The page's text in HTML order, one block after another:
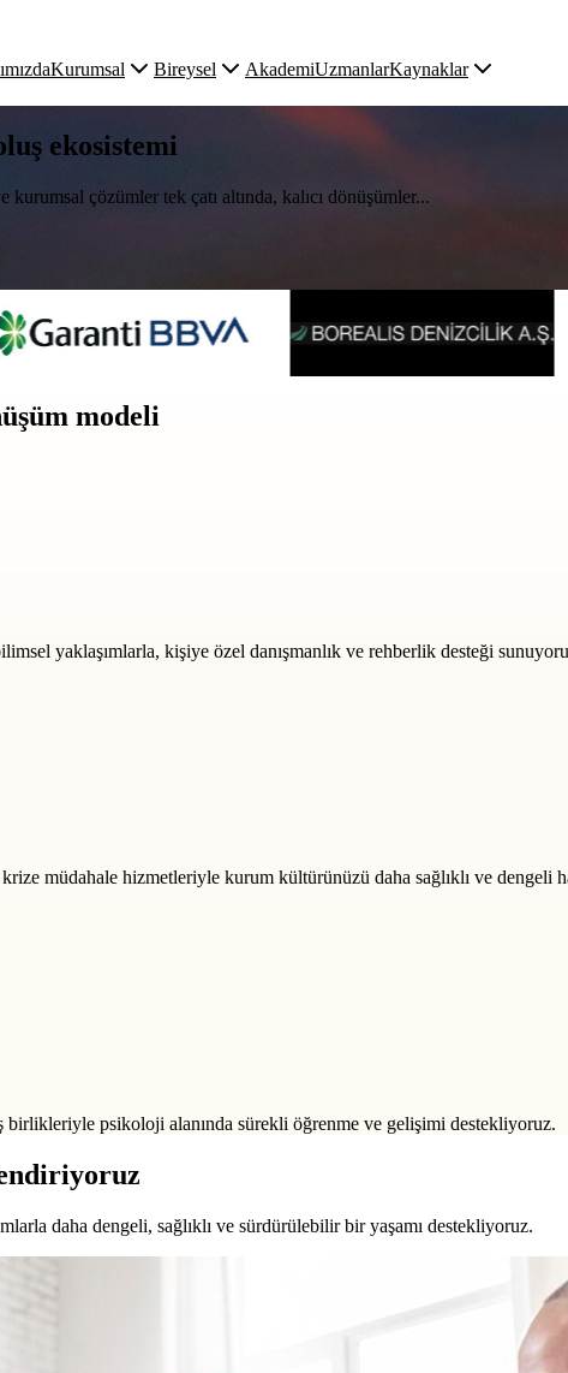
Kurumsal Bireysel AkademiUzmanlarKaynaklar
ekosistemi
çözümler tek çatı altında, kalıcı dönüşümler...
modeli
yaklaşımlarla, kişiye özel danışmanlık ve rehberlik desteği
müdahale hizmetleriyle kurum kültürünüzü daha sağlıklı ve
psikoloji alanında sürekli öğrenme ve gelişimi destekliyoruz.
daha dengeli, sağlıklı ve sürdürülebilir bir yaşamı destekliyoruz.